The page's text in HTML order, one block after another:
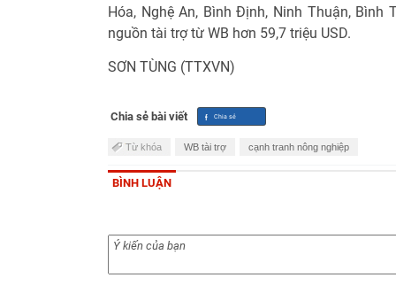
Hóa, Nghệ An, Bình Định, Ninh Thuận,
nguồn tài trợ từ WB hơn 59,7 triệu USD.
SƠN TÙNG (TTXVN)
Chia sẻ bài viết
Từ khóa WB tài trợ cạnh tranh nông nghiệp
BÌNH LUẬN